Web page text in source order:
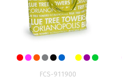
FCS-911900